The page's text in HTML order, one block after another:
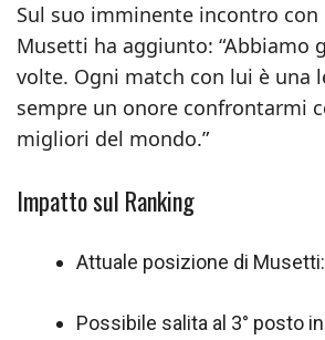
Sul suo imminente incontro con
Musetti ha aggiunto: “Abbiamo
volte. Ogni match con lui è una
sempre un onore confrontarmi
migliori del mondo.”
Impatto sul Ranking
Attuale posizione di
Possibile salita al 3° posto